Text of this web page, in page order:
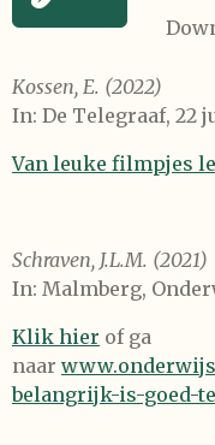
Kossen, E. (2022)
In: De Telegraaf, 22
Van leuke filmpjes
Schraven, J.L.M. (2021)
In: Malmberg,
Klik hier of ga
naar
belangrijk-is-goed-